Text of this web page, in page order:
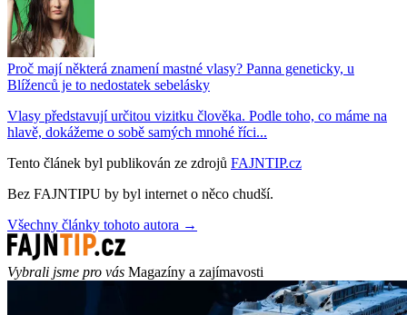
Proč mají některá znamení mastné vlasy? Panna geneticky, u
Blíženců je to nedostatek sebelásky
Vlasy představují určitou vizitku člověka. Podle toho, co máme na
hlavě, dokážeme o sobě samých mnohé říci...
Tento článek byl publikován ze zdrojů FAJNTIP.cz
Bez FAJNTIPU by byl internet o něco chudší.
Všechny články tohoto autora →
Vybrali jsme pro vás Magazíny a zajímavosti